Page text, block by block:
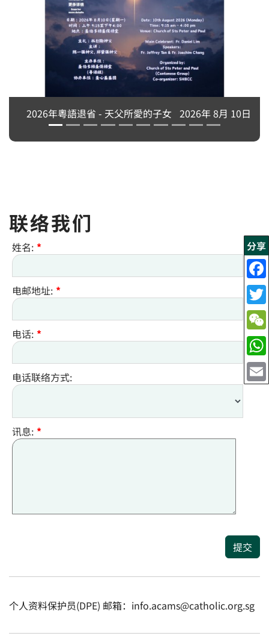
分享
2026年粵語退省 - 天父所愛的子女 2026年 8月 10日
联络我们
姓名: *
电邮地址: *
电话: *
电话联络方式:
讯息: *
提交
个人资料保护员(DPE) 邮箱：info.acams@catholic.org.sg